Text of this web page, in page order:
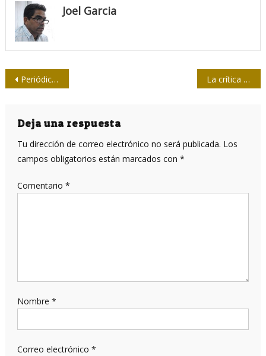
Joel Garcia
Navegación
entradas
Periódico Trabajadores: cambiar narrativas y paradigmas La crítica y el malentendido
Deja una respuesta
Tu dirección de correo electrónico no será publicada. Los
campos obligatorios están marcados con *
Comentario *
Nombre *
Correo electrónico *